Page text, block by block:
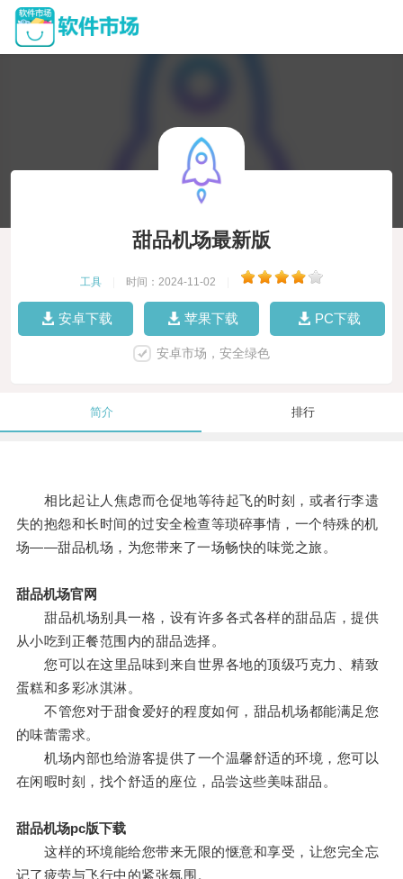
甜品机场最新版
工具 时间：2024-11-02
安卓下载 苹果下载 PC下载
安卓市场，安全绿色
简介 排行
相比起让人焦虑而仓促地等待起飞的时刻，或者行李遗
失的抱怨和长时间的过安全检查等琐碎事情，一个特殊的机
场——甜品机场，为您带来了一场畅快的味觉之旅。
甜品机场官网
甜品机场别具一格，设有许多各式各样的甜品店，提供
从小吃到正餐范围内的甜品选择。
您可以在这里品味到来自世界各地的顶级巧克力、精致
蛋糕和多彩冰淇淋。
不管您对于甜食爱好的程度如何，甜品机场都能满足您
的味蕾需求。
机场内部也给游客提供了一个温馨舒适的环境，您可以
在闲暇时刻，找个舒适的座位，品尝这些美味甜品。
甜品机场pc版下载
这样的环境能给您带来无限的惬意和享受，让您完全忘
记了疲劳与飞行中的紧张氛围。